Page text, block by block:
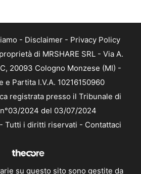
- Disclaimer - Privacy Policy
di MRSHARE SRL - Via A.
20093 Cologno Monzese (MI) -
e Partita I.V.A. 10216150960
registrata presso il Tribunale di
2024 del 03/07/2024
Tutti i diritti riservati - Contattaci
su questo sito sono gestite da